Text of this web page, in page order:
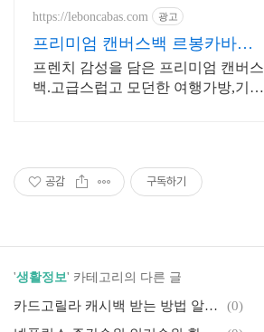
https://leboncabas.com 광고
프리미엄 캔버스백 르봉카바스
SNS에서 입소문 중!
프렌치 감성을 담은 프리미엄 캔버스
백.고급스럽고 모던한 여행가방,기저
공감 구독하기
'생활정보' 카테고리의 다른 글
카드고릴라 캐시백 받는 방법 알아보기(15만원 캐시백받기)
(0)